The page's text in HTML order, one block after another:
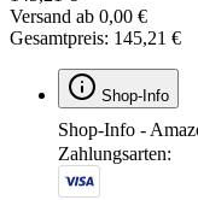
Versand ab 0,00 €
Gesamtpreis: 145,21 €
Shop-Info
Shop-Info -
Zahlungsarten: